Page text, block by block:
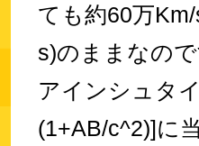
ても約60万
s)のままなので
アインシュタ
(1+AB/c^2)]に